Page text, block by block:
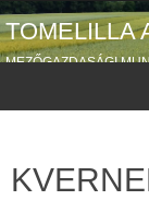
TOMELILLA
MEZŐGAZDASÁGI